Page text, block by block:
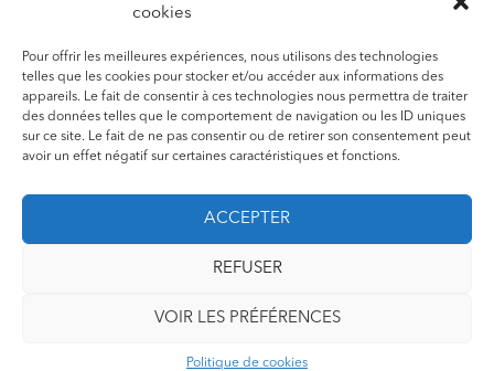
cookies
Pour offrir les meilleures expériences, nous utilisons des technologies
telles que les cookies pour stocker et/ou accéder aux informations des
appareils. Le fait de consentir à ces technologies nous permettra de traiter
des données telles que le comportement de navigation ou les ID uniques
sur ce site. Le fait de ne pas consentir ou de retirer son consentement peut
avoir un effet négatif sur certaines caractéristiques et fonctions.
ACCEPTER
REFUSER
VOIR LES PRÉFÉRENCES
Politique de cookies
ACTUALITÉS
POLITIQUE DE COOKIES (UE)